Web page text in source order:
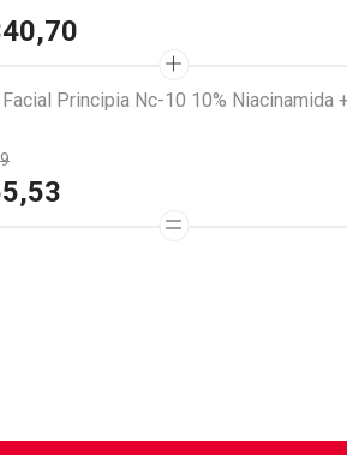
Principia Nc-10 10% Niacinamida